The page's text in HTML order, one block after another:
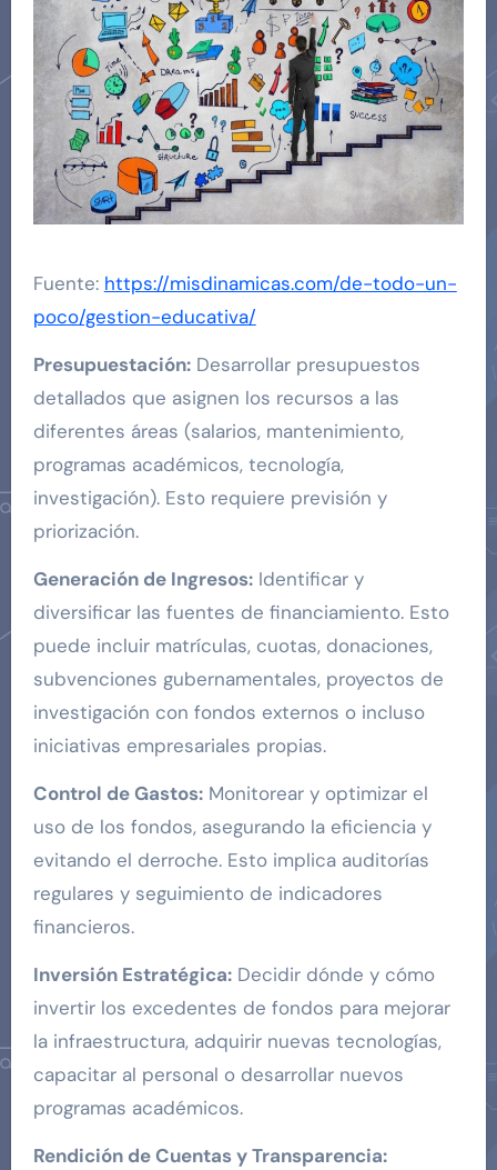
Fuente: https://misdinamicas.com/de-todo-un-
poco/gestion-educativa/
Presupuestación:Desarrollar presupuestos
detallados que asignen los recursos a las
diferentes áreas (salarios, mantenimiento,
programas académicos, tecnología,
investigación). Esto requiere previsión y
priorización.
Generación de Ingresos:Identificar y
diversificar las fuentes de financiamiento. Esto
puede incluir matrículas, cuotas, donaciones,
subvenciones gubernamentales, proyectos de
investigación con fondos externos o incluso
iniciativas empresariales propias.
Control de Gastos:Monitorear y optimizar el
uso de los fondos, asegurando la eficiencia y
evitando el derroche. Esto implica auditorías
regulares y seguimiento de indicadores
financieros.
Inversión Estratégica:Decidir dónde y cómo
invertir los excedentes de fondos para mejorar
la infraestructura, adquirir nuevas tecnologías,
capacitar al personal o desarrollar nuevos
programas académicos.
Rendición de Cuentas y Transparencia: